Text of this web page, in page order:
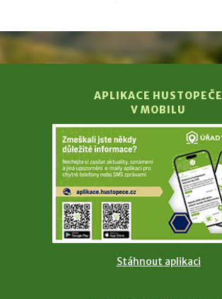
APLIKACE HUSTOPEČE
V MOBILU
Stáhnout aplikaci